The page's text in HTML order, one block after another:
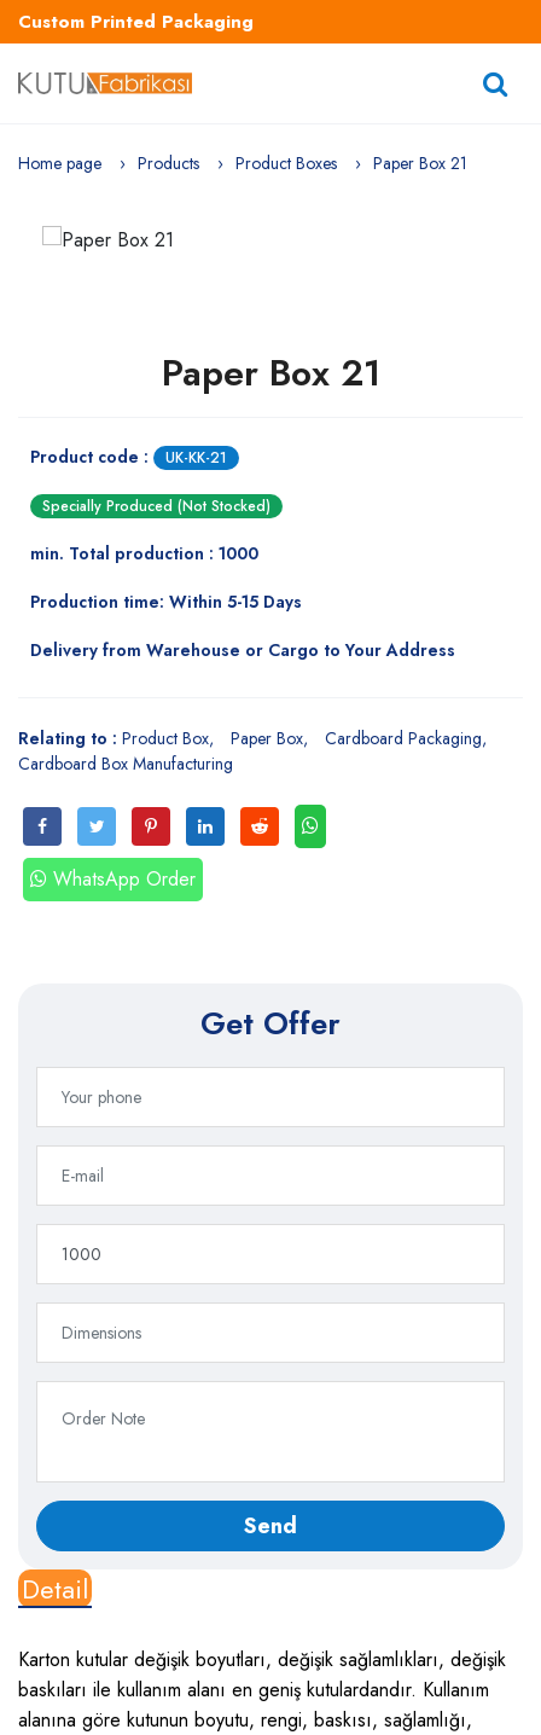
Custom Printed Packaging
Home page Products Product Boxes Paper Box 21
Paper Box 21
Product code : UK-KK-21
Specially Produced (Not Stocked)
min. Total production : 1000
Production time: Within 5-15 Days
Delivery from Warehouse or Cargo to Your Address
Relating to : Product Box Paper Box
Cardboard Packaging
Cardboard Box Manufacturing
WhatsApp Order
Get Offer
Detail
Karton kutular değişik boyutları, değişik sağlamlıkları, değişik
baskıları ile kullanım alanı en geniş kutulardandır. Kullanım
alanına göre kutunun boyutu, rengi, baskısı, sağlamlığı,